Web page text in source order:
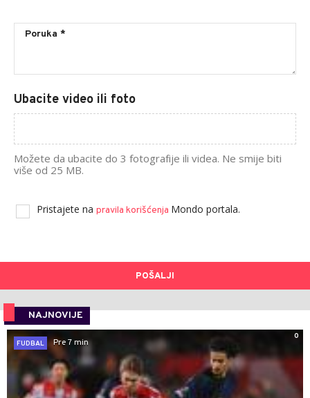
Ubacite video ili foto
Možete da ubacite do 3 fotografije ili videa. Ne smije biti
više od 25 MB.
Pristajete na pravila korišćenja Mondo portala.
POŠALJI
NAJNOVIJE
0
FUDBAL
Pre 7 min